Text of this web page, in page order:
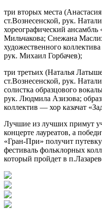
три вторых места
ст.Вознесенской, рук.
хореографический
Мильчакова; Снежана
художественного
рук. Михаил Горбачев);
три третьих (Наталья
ст.Вознесенской, рук.
солистка образцового
рук. Людмила Азизова;
коллектив — хор казачат
Лучшие из лучших примут
концерте лауреатов, а
«Гран-При» получит
фестиваль фольклорных
который пройдет в